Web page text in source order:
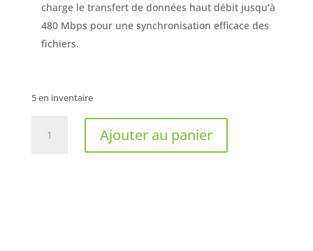
charge le transfert de données haut débit jusqu’à
480 Mbps pour une synchronisation efficace des
fichiers.
5 en inventaire
Ajouter au panier